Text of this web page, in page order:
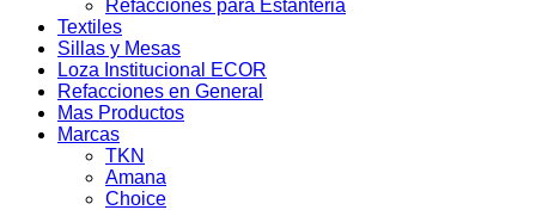
Refacciones para Estanteria
Textiles
Sillas y Mesas
Loza Institucional ECOR
Refacciones en General
Mas Productos
Marcas
TKN
Amana
Choice